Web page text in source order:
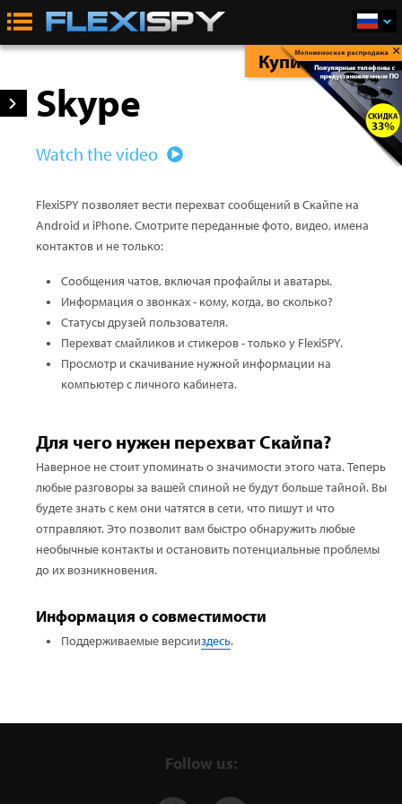
Купить Сейчас ×
Skype
Watch the video
FlexiSPY позволяет вести перехват сообщений в Скайпе на
Android и iPhone. Смотрите переданные фото, видео, имена
контактов и не только:
Сообщения чатов, включая профайлы и аватары.
Информация о звонках - кому, когда, во сколько?
Статусы друзей пользователя.
Перехват смайликов и стикеров - только у FlexiSPY.
Просмотр и скачивание нужной информации на
компьютер с личного кабинета.
Для чего нужен перехват Скайпа?
Наверное не стоит упоминать о значимости этого чата. Теперь
любые разговоры за вашей спиной не будут больше тайной. Вы
будете знать с кем они чатятся в сети, что пишут и что
отправляют. Это позволит вам быстро обнаружить любые
необычные контакты и остановить потенциальные проблемы
до их возникновения.
Информация о совместимости
Поддерживаемые версииздесь.
Follow us: